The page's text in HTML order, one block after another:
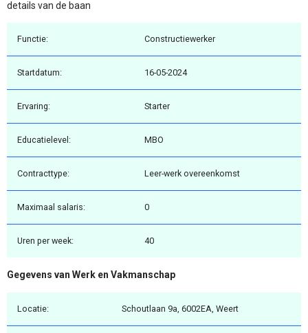
details van de baan
Functie: Constructiewerker
Startdatum: 16-05-2024
Ervaring: Starter
Educatielevel: MBO
Contracttype: Leer-werk overeenkomst
Maximaal salaris: 0
Uren per week: 40
Gegevens van Werk en Vakmanschap
Locatie: Schoutlaan 9a, 6002EA, Weert